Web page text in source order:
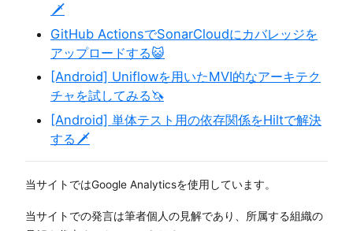
🗡️
GitHub ActionsでSonarCloudにカバレッジを
アップロードする😺
[Android] Uniflowを用いたMVI的なアーキテク
チャを試してみる🦄
[Android] 単体テスト用の依存関係をHiltで解決
する🗡️
当サイトではGoogle Analyticsを使用しています。
当サイトでの発言は筆者個人の見解であり、所属する組織の